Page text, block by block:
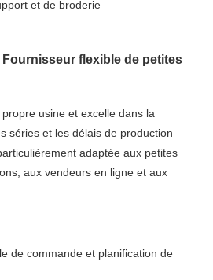
usine et excelle dans la
séries et les délais de production
adaptée aux petites
aux vendeurs en ligne et aux
de commande et planification de